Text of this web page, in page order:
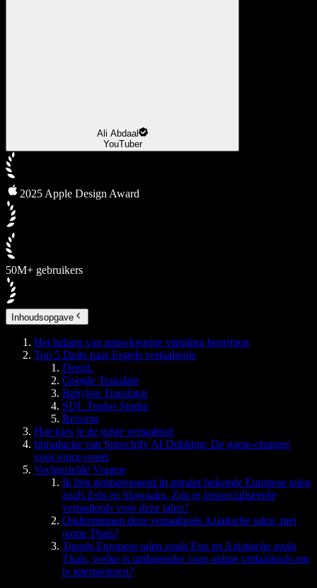
Ali Abdaal
YouTuber
2025 Apple Design Award
50M+ gebruikers
Inhoudsopgave
Het belang van nauwkeurige vertaling begrijpen
Top 5 Duits naar Engels vertaaltools
DeepL
Google Translate
Babylon Translator
SDL Trados Studio
Reverso
Hoe kies je de juiste vertaaltool
Introductie van Speechify AI Dubbing: De game-changer
voor voice-overs
Veelgestelde Vragen
Ik ben geïnteresseerd in minder bekende Europese talen
zoals Ests en Slowaaks. Zijn er gespecialiseerde
vertaaltools voor deze talen?
Ondersteunen deze vertaaltools Aziatische talen, met
name Thais?
Tussen Europese talen zoals Ests en Aziatische zoals
Thais, welke is uitdagender voor online vertaaltools om
te interpreteren?